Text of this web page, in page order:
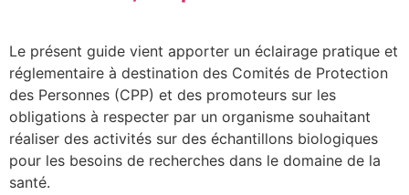
Le présent guide vient apporter un éclairage pratique et
réglementaire à destination des Comités de Protection
des Personnes (CPP) et des promoteurs sur les
obligations à respecter par un organisme souhaitant
réaliser des activités sur des échantillons biologiques
pour les besoins de recherches dans le domaine de la
santé.